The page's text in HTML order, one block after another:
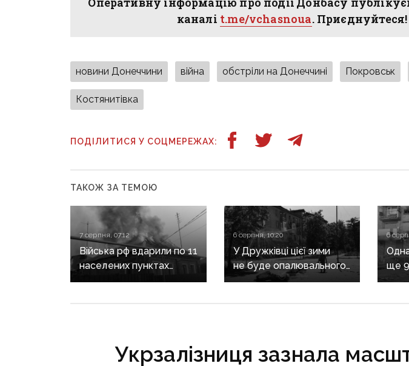
каналі t.me/vchasnoua. Приєднуйтеся!
новини Донеччини війна обстріли на Донеччині Покровськ
Костянитівка
ПОДІЛИТИСЯ У СОЦМЕРЕЖАХ:
ТАКОЖ ЗА ТЕМОЮ
7 серпня, 07:12
Війська рф вдарили по 11
населених пунктах
Донеччини: одна людина
6 серпня, 10:20
У Дружківці цієї зими
не буде опалювального
сезону: фронт
6
ще 9
Укрзалізниця зазнала